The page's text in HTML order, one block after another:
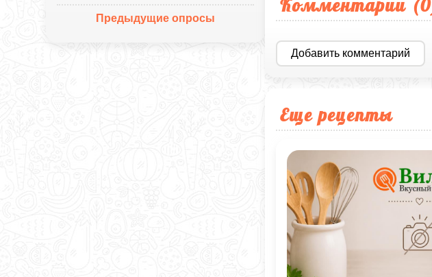
Предыдущие опросы
Комментарии (0
Добавить комментарий
Еще рецепты